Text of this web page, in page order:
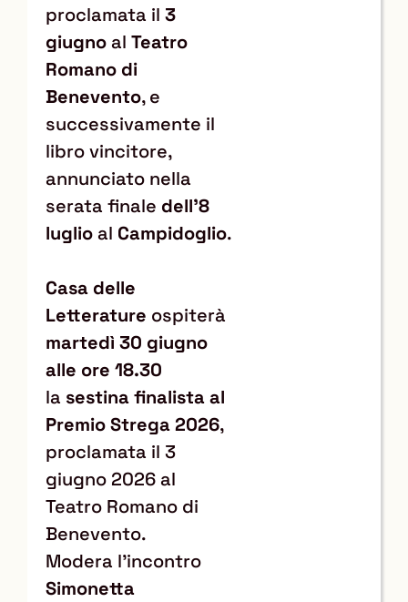
proclamata il 3
giugno al Teatro
Romano di
Benevento, e
successivamente il
libro vincitore,
annunciato nella
serata finale dell’8
luglio al Campidoglio.
Casa delle
Letterature ospiterà
martedì 30 giugno
alle ore 18.30
la sestina finalista al
Premio Strega 2026,
proclamata il 3
giugno 2026 al
Teatro Romano di
Benevento.
Modera l'incontro
Simonetta